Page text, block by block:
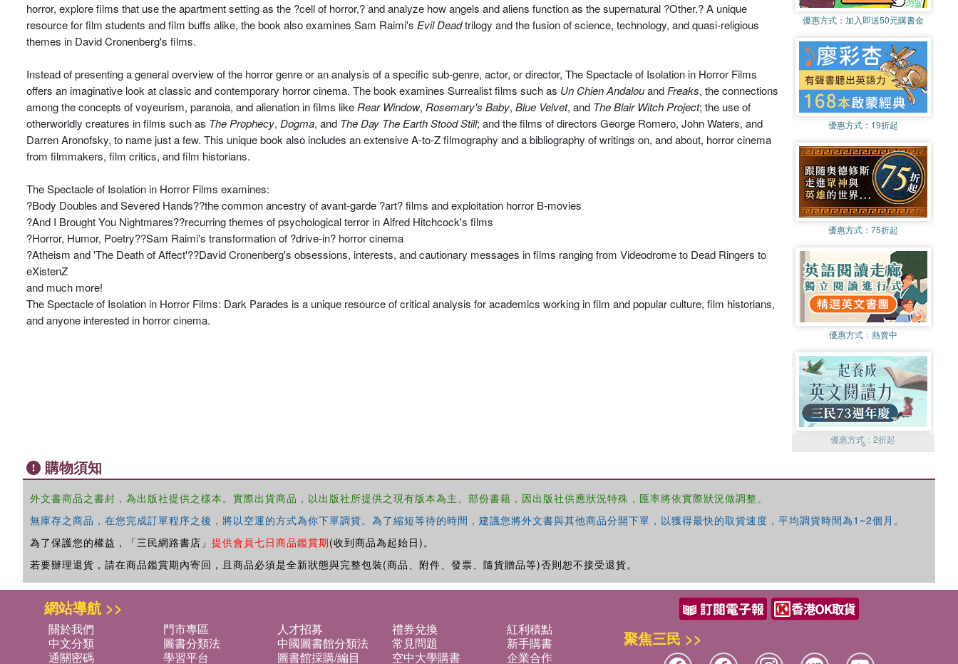
horror, explore films that use the apartment setting as the ?cell of horror,? and analyze how angels and aliens function as the supernatural ?Other.? A unique
resource for film students and film buffs alike, the book also examines Sam Raimi's Evil Deadtrilogy and the fusion of science, technology, and quasi-religious
themes in David Cronenberg's films.
Instead of presenting a general overview of the horror genre or an analysis of a specific sub-genre, actor, or director, The Spectacle of Isolation in Horror Films
offers an imaginative look at classic and contemporary horror cinema. The book examines Surrealist films such as Un Chien Andalouand Freaks, the connections
among the concepts of voyeurism, paranoia, and alienation in films like Rear Window, Rosemary's Baby, Blue Velvet, and The Blair Witch Project; the use of
otherworldly creatures in films such as The Prophecy, Dogma, and The Day The Earth Stood Still; and the films of directors George Romero, John Waters, and
Darren Aronofsky, to name just a few. This unique book also includes an extensive A-to-Z filmography and a bibliography of writings on, and about, horror cinema
from filmmakers, film critics, and film historians.
The Spectacle of Isolation in Horror Films examines:
?Body Doubles and Severed Hands??the common ancestry of avant-garde ?art? films and exploitation horror B-movies
?And I Brought You Nightmares??recurring themes of psychological terror in Alfred Hitchcock's films
?Horror, Humor, Poetry??Sam Raimi's transformation of ?drive-in? horror cinema
?Atheism and 'The Death of Affect'??David Cronenberg's obsessions, interests, and cautionary messages in films ranging from Videodrome to Dead Ringers to
eXistenZ
and much more!
The Spectacle of Isolation in Horror Films: Dark Parades is a unique resource of critical analysis for academics working in film and popular culture, film historians,
and anyone interested in horror cinema.
優惠方式： 加入即送50元購書金
優惠方式： 19折起
優惠方式： 75折起
優惠方式： 熱賣中
優惠方式：2折起
購物須知
外文書商品之書封，為出版社提供之樣本。實際出貨商品，以出版社所提供之現有版本為主。部份書籍，因出版社供應狀況特殊，匯率將依實際狀況做調整。
無庫存之商品，在您完成訂單程序之後，將以空運的方式為你下單調貨。為了縮短等待的時間，建議您將外文書與其他商品分開下單，以獲得最快的取貨速度，平均調貨時間為1~2個月。
為了保護您的權益，「三民網路書店」 提供會員七日商品鑑賞期(收到商品為起始日)。
若要辦理退貨，請在商品鑑賞期內寄回，且商品必須是全新狀態與完整包裝(商品、附件、發票、隨貨贈品等)否則恕不接受退貨。
網站導航 >>
關於我們 門市專區 人才招募 禮券兌換
紅利積點
中文分類
圖書分類法 中國圖書館分類法 常見問題
新手購書
通關密碼
學習平台 圖書館採購/編目 空中大學購書
企業合作
聚焦三民 >>